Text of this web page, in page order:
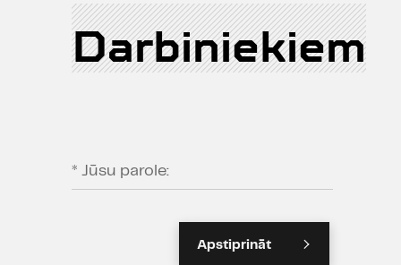
Darbiniekiem
* Jūsu parole:
Apstiprināt